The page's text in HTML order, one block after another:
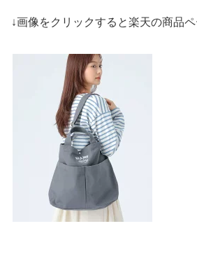
↓画像をクリックすると楽天の商品ペ